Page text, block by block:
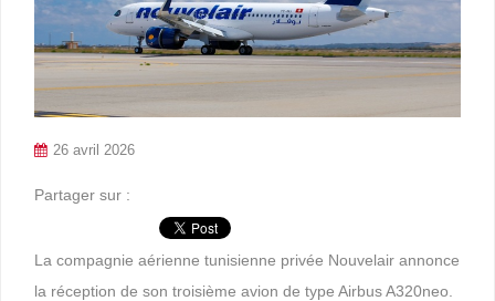
26 avril 2026
Partager sur :
La compagnie aérienne tunisienne privée Nouvelair annonce
la réception de son troisième avion de type Airbus A320neo.